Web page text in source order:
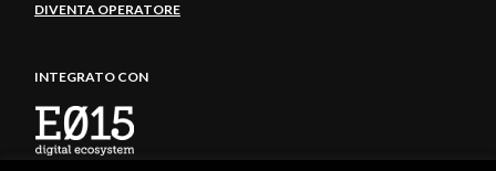
DIVENTA OPERATORE
INTEGRATO CON